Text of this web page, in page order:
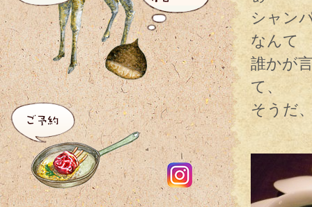
シャン
なんて
誰かが
て、
そうだ
そ